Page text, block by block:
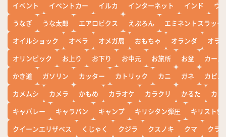
イベント
イベントカー イルカ インターネット インド
ウ
うなぎ
うな太郎 エアロビクス えぷろん
エミネントスラック
オイルショック
オペラ オメガ局 おもちゃ オランダ
オラ
オリンピック
お上り お下り お中元 お旅所 お盆
カー
かき道
ガソリン カッター カトリック カニ ガネ
カピバ
カメムシ
カメラ かもめ カラオケ カラクリ かるた
カレ
キャバレー
キャラバン キャンプ キリシタン弾圧
キリスト教
クイーンエリザベス
くじゃく クジラ クスノキ クマ
クラ